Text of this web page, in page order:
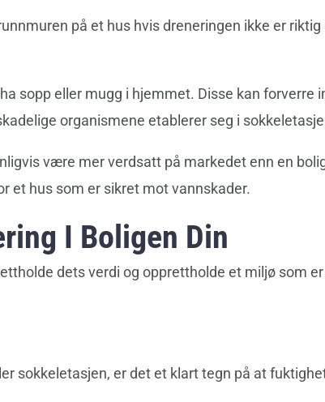
på et hus hvis dreneringen ikke er
sopp eller mugg i hjemmet. Disse kan forverre
organismene etablerer seg i
være mer verdsatt på markedet enn en
et hus som er sikret mot vannskader.
I Boligen Din
dets verdi og opprettholde et miljø som
sokkeletasjen, er det et klart tegn på at